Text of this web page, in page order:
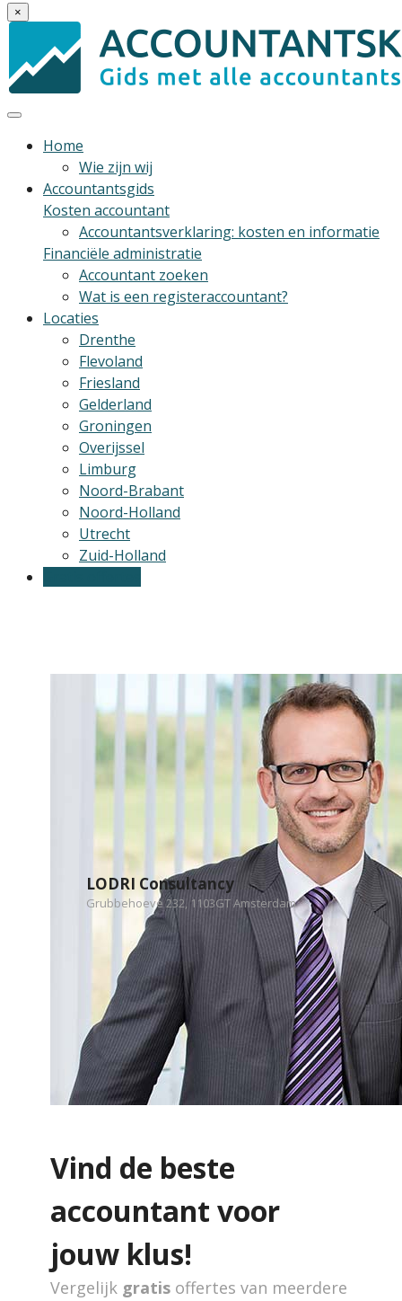
×
Home
Wie zijn wij
Accountantsgids
Kosten accountant
Accountantsverklaring: kosten en informatie
Financiële administratie
Accountant zoeken
Wat is een registeraccountant?
Locaties
Drenthe
Flevoland
Friesland
Gelderland
Groningen
Overijssel
Limburg
Noord-Brabant
Noord-Holland
Utrecht
Zuid-Holland
LODRI Consultancy
Grubbehoeve 232, 1103GT Amsterdam
Vind de beste
accountant voor
jouw klus!
Vergelijk gratis offertes van meerdere